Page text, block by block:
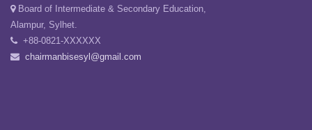
Board of Intermediate & Secondary Education,
Alampur, Sylhet.
+88-0821-XXXXXX